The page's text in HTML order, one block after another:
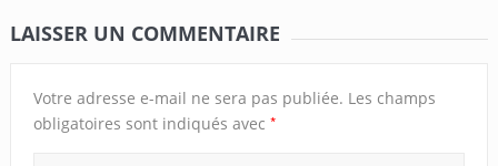
LAISSER UN COMMENTAIRE
Votre adresse e-mail ne sera pas publiée. Les champs
obligatoires sont indiqués avec *